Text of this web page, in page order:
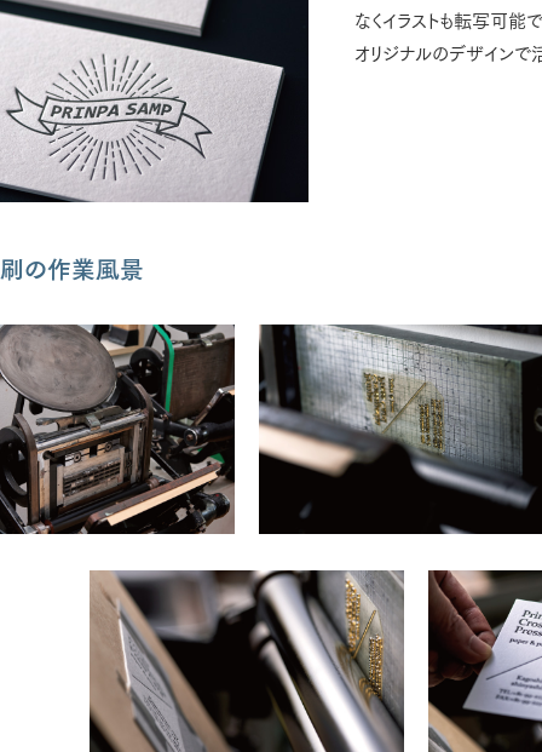
なくイラストも転写可能
オリジナルのデザイン
の作業風景